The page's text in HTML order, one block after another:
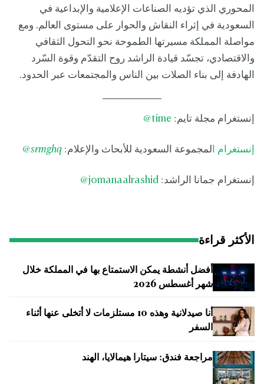
المحوري الذي تؤديه الصناعات الإعلامية والإبداعية في
السعودية في إثراء النقاش والحوار على مستوى العالم. ومع
مواصلة المملكة مسيرتها الطموحة نحو التحول الثقافي
والاقتصادي، تجسّد قيادة الراشد روح التقدّم وقوة السّرد
الهادفة إلى بناء الصلات بين الناس والمجتمعات عبر الحدود.
إنستغرام مجلة تايم: time
@
إنستغرام ا لمجموعة السعودية للأبحاث والإعلام: srmghq
@
إنستغرام جمانا الراشد: jomanaalrashid
@
الأكثر قراءة
أفضل أنشطة يمكن الاستمتاع بها في المملكة خلال
شهر أغسطس 2026
أنا صيدلانية وهذه 10 مستلزمات لا أتخلى عنها أثناء
السفر
مراجعة فندق: سيتارا هيمالايا، الهند